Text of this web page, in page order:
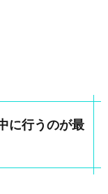
に行うのが最